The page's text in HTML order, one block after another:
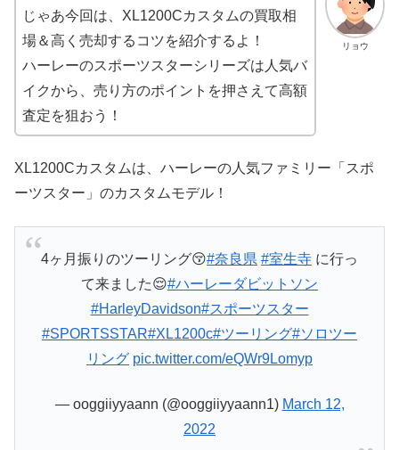
リョウ
じゃあ今回は、XL1200Cカスタムの買取相
場＆高く売却するコツを紹介するよ！
ハーレーのスポーツスターシリーズは人気バ
イクから、売り方のポイントを押さえて高額
査定を狙おう！
XL1200Cカスタムは、ハーレーの人気ファミリー「スポ
ーツスター」のカスタムモデル！
4ヶ月振りのツーリング😚#奈良県 #室生寺 に行っ
て来ました😌#ハーレーダビットソン
#HarleyDavidson#スポーツスター
#SPORTSSTAR#XL1200c#ツーリング#ソロツー
リング pic.twitter.com/eQWr9Lomyp
— ooggiiyyaann (@ooggiiyyaann1) March 12,
2022